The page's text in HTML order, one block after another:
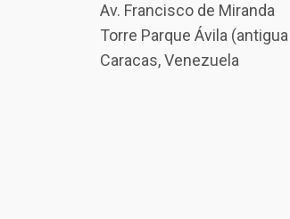
Av. Francisco de Miranda
Torre Parque Ávila
Caracas, Venezuela